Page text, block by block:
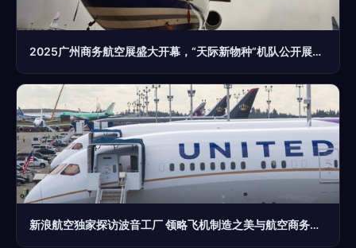
2025广州商务航空展盛大开幕，“天际新物种”机队公开展出,“地面互联与服务面对面提供多元整体服务商业价值提炼商”，(
新浪航空独家探访波音工厂 领略飞机制造之美与航空商务服务的未来